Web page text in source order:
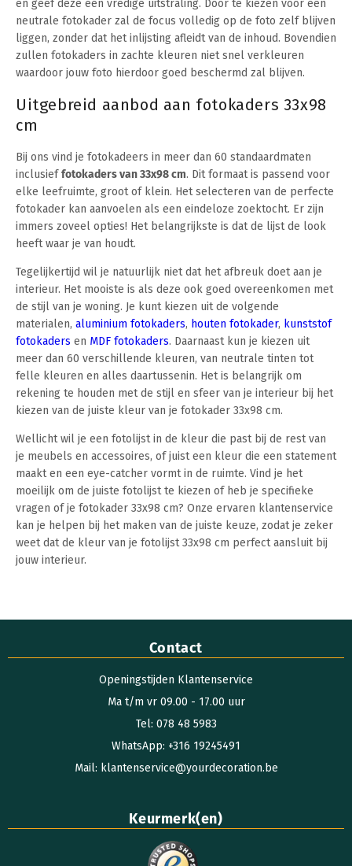
en geef deze een vredige uitstraling. Door te kiezen voor een
neutrale fotokader zal de focus volledig op de foto zelf blijven
liggen, zonder dat het inlijsting afleidt van de inhoud. Bovendien
zullen fotokaders in zachte kleuren niet snel verkleuren
waardoor jouw foto hierdoor goed beschermd zal blijven.
Uitgebreid aanbod aan fotokaders 33x98
cm
Bij ons vind je fotokadeers in meer dan 60 standaardmaten
inclusieffotokaders van 33x98 cm. Dit formaat is passend voor
elke leefruimte, groot of klein. Het selecteren van de perfecte
fotokader kan aanvoelen als een eindeloze zoektocht. Er zijn
immers zoveel opties! Het belangrijkste is dat de lijst de look
heeft waar je van houdt.
Tegelijkertijd wil je natuurlijk niet dat het afbreuk doet aan je
interieur. Het mooiste is als deze ook goed overeenkomen met
de stijl van je woning. Je kunt kiezen uit de volgende
materialen, aluminium fotokaders, houten fotokader, kunststof
fotokaders en MDF fotokaders. Daarnaast kun je kiezen uit
meer dan 60 verschillende kleuren, van neutrale tinten tot
felle kleuren en alles daartussenin. Het is belangrijk om
rekening te houden met de stijl en sfeer van je interieur bij het
kiezen van de juiste kleur van je fotokader 33x98 cm.
Wellicht wil je een fotolijst in de kleur die past bij de rest van
je meubels en accessoires, of juist een kleur die een statement
maakt en een eye-catcher vormt in de ruimte. Vind je het
moeilijk om de juiste fotolijst te kiezen of heb je specifieke
vragen of je fotokader 33x98 cm? Onze ervaren klantenservice
kan je helpen bij het maken van de juiste keuze, zodat je zeker
weet dat de kleur van je fotolijst 33x98 cm perfect aansluit bij
jouw interieur.
Contact
Openingstijden Klantenservice
Ma t/m vr 09.00 - 17.00 uur
Tel: 078 48 5983
WhatsApp: +316 19245491
Mail: klantenservice@yourdecoration.be
Keurmerk(en)